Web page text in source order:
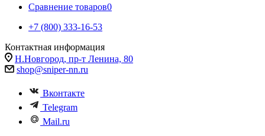
Сравнение товаров0
+7 (800) 333-16-53
Контактная информация
Н.Новгород, пр-т Ленина, 80
shop@sniper-nn.ru
Вконтакте
Telegram
Mail.ru